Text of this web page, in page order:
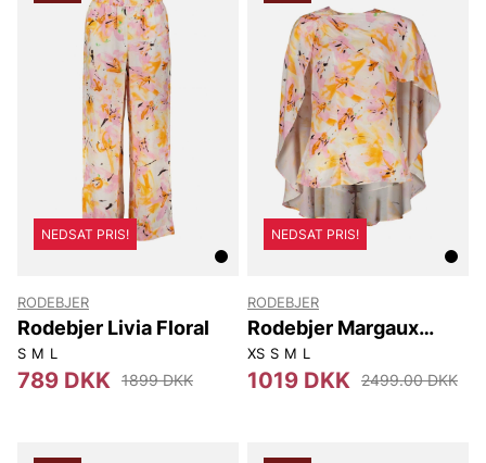
NEDSAT PRIS!
RODEBJER
Rodebjer Livia Floral
S M L
789 DKK 1899 DKK
NEDSAT PRIS!
RODEBJER
Rodebjer Margaux
Floral
XS S M L
1019 DKK 2499.00 DKK